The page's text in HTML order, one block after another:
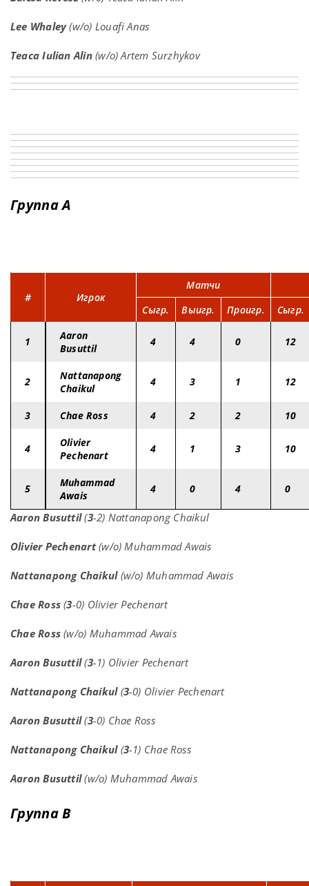
Lee Whaley(w/o) Louafi Anas
Teaca Iulian Alin(w/o) Artem Surzhykov
Группа A
# Игрок
Матчи
Сыгр.
Выигр. Проигр. Сыгр.
1
Aaron
Busuttil
4 4 0 12
2
Nattanapong
Chaikul
4 3 1 12
3 Chae Ross 4 2 2 10
4
Olivier
Pechenart
4 1 3 10
5
Muhammad
Awais
4 0 4 0
Aaron Busuttil(3-2) Nattanapong Chaikul
Olivier Pechenart(w/o) Muhammad Awais
Nattanapong Chaikul(w/o) Muhammad Awais
Chae Ross (3-0) Olivier Pechenart
Chae Ross (w/o) Muhammad Awais
Aaron Busuttil(3-1) Olivier Pechenart
Nattanapong Chaikul(3-0) Olivier Pechenart
Aaron Busuttil(3-0) Chae Ross
Nattanapong Chaikul(3-1) Chae Ross
Aaron Busuttil(w/o) Muhammad Awais
Группа B